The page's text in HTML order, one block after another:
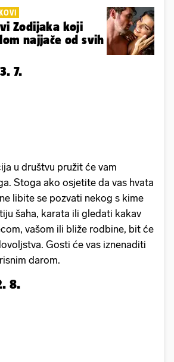
Zodijaka koji
najjače od svih
7.
u društvu pružit će vam
Stoga ako osjetite da vas hvata
libite se pozvati nekog s kime
šaha, karata ili gledati kakav
vašom ili bliže rodbine, bit će
Gosti će vas iznenaditi
darom.
8.